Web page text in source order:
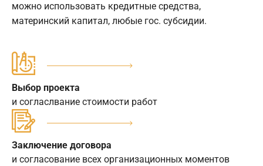
можно использовать кредитные средства,
материнский капитал, любые гос. субсидии.
Выбор проекта
и согласлвание стоимости работ
Заключение договора
и согласование всех организационных моментов